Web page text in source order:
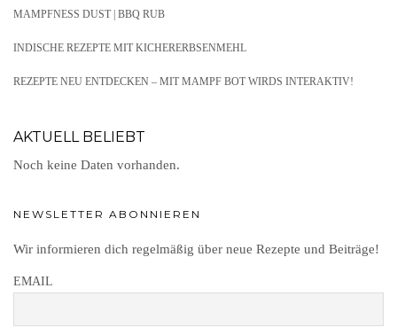
MAMPFNESS DUST | BBQ RUB
INDISCHE REZEPTE MIT KICHERERBSENMEHL
REZEPTE NEU ENTDECKEN – MIT MAMPF BOT WIRDS INTERAKTIV!
AKTUELL BELIEBT
Noch keine Daten vorhanden.
NEWSLETTER ABONNIEREN
Wir informieren dich regelmäßig über neue Rezepte und Beiträge!
EMAIL